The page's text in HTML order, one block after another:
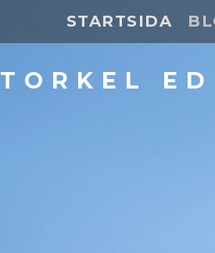
STARTSIDA
TORKEL